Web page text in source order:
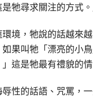
牠尋求關注的方式。
境，牠說的話越來
果叫牠「漂亮的小
這是牠最有禮貌的情
性的話語、咒罵，